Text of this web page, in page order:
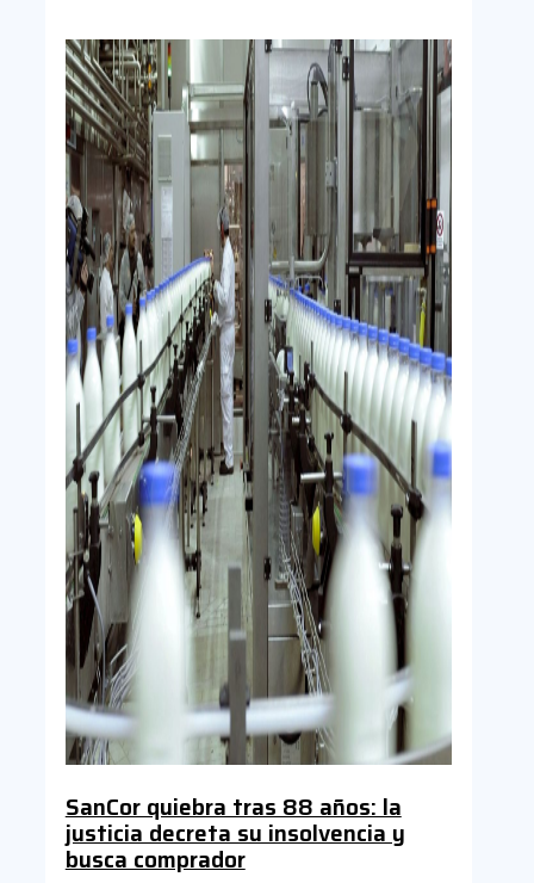
SanCor quiebra tras 88 años: la
justicia decreta su insolvencia y
busca comprador